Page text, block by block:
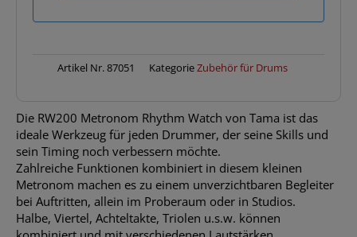
Artikel Nr.87051 KategorieZubehör für Drums
Die RW200 Metronom Rhythm Watch von Tama ist das
ideale Werkzeug für jeden Drummer, der seine Skills und
sein Timing noch verbessern möchte.
Zahlreiche Funktionen kombiniert in diesem kleinen
Metronom machen es zu einem unverzichtbaren Begleiter
bei Auftritten, allein im Proberaum oder in Studios.
Halbe, Viertel, Achteltakte, Triolen u.s.w. können